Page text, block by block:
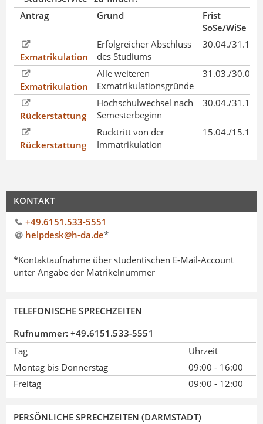
Antrag
Grund
Frist
SoSe/WiSe
Exmatrikulation
Erfolgreicher Abschluss
des Studiums
30.04./31.10.
Exmatrikulation
Alle weiteren
Exmatrikulationsgründe
31.03./30.09.
Rückerstattung
Hochschulwechsel nach
Semesterbeginn
30.04./31.10.
Rückerstattung
Rücktritt von der
Immatrikulation
15.04./15.10.
KONTAKT
+49.6151.533-5551
helpdesk@h-da.de*
*Kontaktaufnahme über studentischen E-Mail-Account
unter Angabe der Matrikelnummer
TELEFONISCHE SPRECHZEITEN
Rufnummer: +49.6151.533-5551
Tag
Uhrzeit
Montag bis Donnerstag
09:00 - 16:00
Freitag
09:00 - 12:00
PERSÖNLICHE SPRECHZEITEN (DARMSTADT)